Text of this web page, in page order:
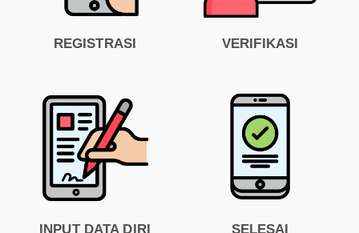
REGISTRASI VERIFIKASI
INPUT DATA DIRI SELESAI